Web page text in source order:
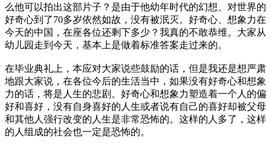
么他可以拍出这部片子？是由于他幼年时代的幻想、对世界的
好奇心到了70多岁依然如故，没有被泯灭。好奇心、想象力在
今天的中国，在座各位还剩下多少？我真的不敢恭维。大家从
幼儿园走到今天，基本上是做着标准答案走过来的。
在毕业典礼上，本应对大家说些鼓励的话，但是我还是想严肃
地跟大家说，在各位今后的生活当中，如果没有好奇心和想象
力的话，将是人生的悲剧。好奇心和想象力塑造着一个人的偏
好和喜好，没有自身喜好的人生或者说有自己的喜好却被父母
和其他人强行改变的人生是非常恐怖的。这样的人多了，这样
的人组成的社会也一定是恐怖的。